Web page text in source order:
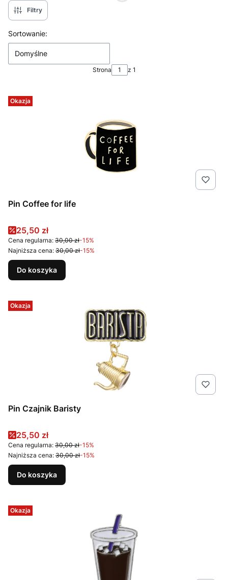
Filtry
Lista produktów
Sortowanie:
Domyślne
Strona z 1
Okazja
Pin Coffee for life
Cena promocyjna
25,50 zł
Cena regularna: 30,00 zł-15%
Najniższa cena: 30,00 zł-15%
Do koszyka
Okazja
Pin Czajnik Baristy
Cena promocyjna
25,50 zł
Cena regularna: 30,00 zł-15%
Najniższa cena: 30,00 zł-15%
Do koszyka
Okazja